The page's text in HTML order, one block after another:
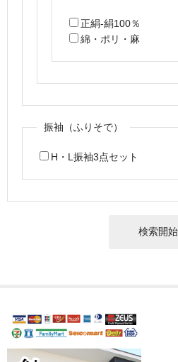
正絹-絹100％
綿・ポリ・麻
振袖（ふりそで）
H・L振袖3点セット